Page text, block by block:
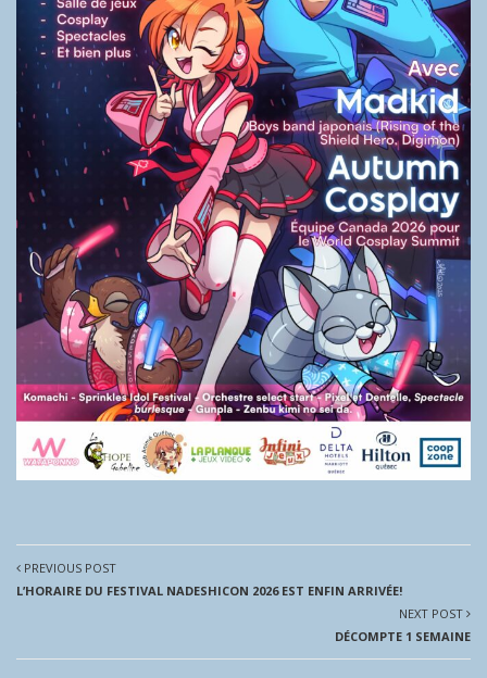
PREVIOUS POST
L’HORAIRE DU FESTIVAL NADESHICON 2026 EST ENFIN ARRIVÉE!
NEXT POST
DÉCOMPTE 1 SEMAINE